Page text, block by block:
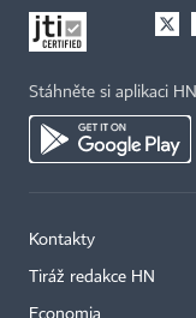
Stáhněte si aplikaci HN
Kontakty
Tiráž redakce HN